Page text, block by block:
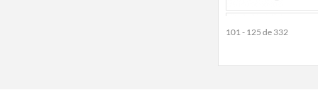
101 - 125 de 332